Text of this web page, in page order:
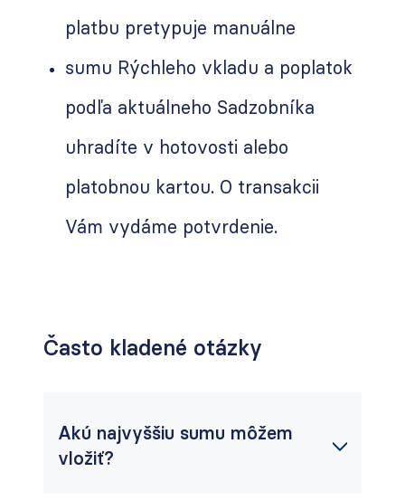
platbu pretypuje manuálne
sumu Rýchleho vkladu a poplatok
podľa aktuálneho Sadzobníka
uhradíte v hotovosti alebo
platobnou kartou. O transakcii
Vám vydáme potvrdenie.
Často kladené otázky
Akú najvyššiu sumu môžem
vložiť?